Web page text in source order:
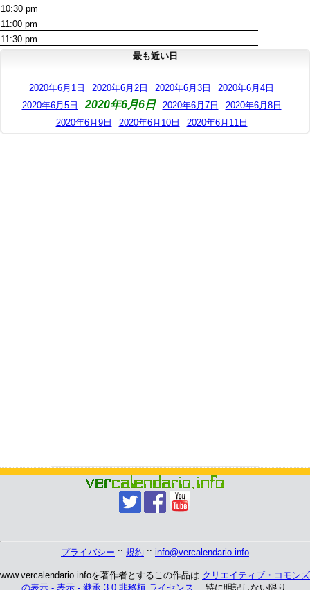
10:30 pm
11:00 pm
11:30 pm
最も近い日
2020年6月1日 2020年6月2日 2020年6月3日
2020年6月4日
2020年6月5日
2020年6月6日 2020年6月7日
2020年6月8日
2020年6月9日
2020年6月10日 2020年6月11日
プライバシー :: 規約 :: info@vercalendario.info
www.vercalendario.infoを著作者とするこの作品は クリエイティブ・コモンズ
の表示 - 表示 - 継承 3.0 非移植 ライセンス 、 特に明記しない限り.